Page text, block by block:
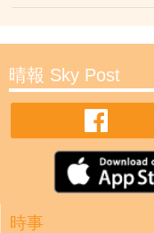
晴報 Sky Post
時事